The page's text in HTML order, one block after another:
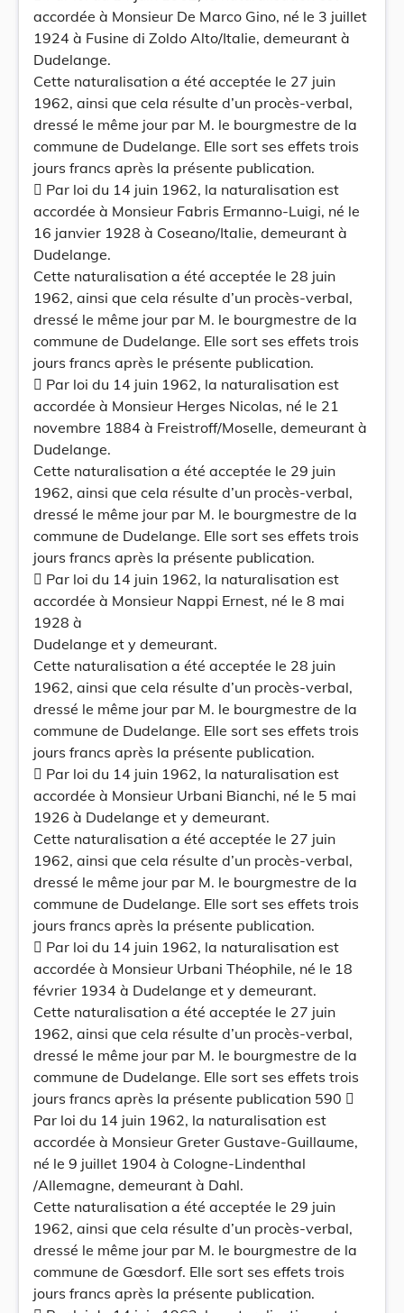
accordée à Monsieur De Marco Gino, né le 3 juillet
1924 à Fusine di Zoldo Alto/Italie, demeurant à
Dudelange.
Cette naturalisation a été acceptée le 27 juin
1962, ainsi que cela résulte d’un procès-verbal,
dressé le même jour par M. le bourgmestre de la
commune de Dudelange. Elle sort ses effets trois
jours francs après la présente publication.
 Par loi du 14 juin 1962, la naturalisation est
accordée à Monsieur Fabris Ermanno-Luigi, né le
16 janvier 1928 à Coseano/Italie, demeurant à
Dudelange.
Cette naturalisation a été acceptée le 28 juin
1962, ainsi que cela résulte d’un procès-verbal,
dressé le même jour par M. le bourgmestre de la
commune de Dudelange. Elle sort ses effets trois
jours francs après le présente publication.
 Par loi du 14 juin 1962, la naturalisation est
accordée à Monsieur Herges Nicolas, né le 21
novembre 1884 à Freistroff/Moselle, demeurant à
Dudelange.
Cette naturalisation a été acceptée le 29 juin
1962, ainsi que cela résulte d’un procès-verbal,
dressé le même jour par M. le bourgmestre de la
commune de Dudelange. Elle sort ses effets trois
jours francs après la présente publication.
 Par loi du 14 juin 1962, la naturalisation est
accordée à Monsieur Nappi Ernest, né le 8 mai
1928 à
Dudelange et y demeurant.
Cette naturalisation a été acceptée le 28 juin
1962, ainsi que cela résulte d’un procès-verbal,
dressé le même jour par M. le bourgmestre de la
commune de Dudelange. Elle sort ses effets trois
jours francs après la présente publication.
 Par loi du 14 juin 1962, la naturalisation est
accordée à Monsieur Urbani Bianchi, né le 5 mai
1926 à Dudelange et y demeurant.
Cette naturalisation a été acceptée le 27 juin
1962, ainsi que cela résulte d’un procès-verbal,
dressé le même jour par M. le bourgmestre de la
commune de Dudelange. Elle sort ses effets trois
jours francs après la présente publication.
 Par loi du 14 juin 1962, la naturalisation est
accordée à Monsieur Urbani Théophile, né le 18
février 1934 à Dudelange et y demeurant.
Cette naturalisation a été acceptée le 27 juin
1962, ainsi que cela résulte d’un procès-verbal,
dressé le même jour par M. le bourgmestre de la
commune de Dudelange. Elle sort ses effets trois
jours francs après la présente publication 590 
Par loi du 14 juin 1962, la naturalisation est
accordée à Monsieur Greter Gustave-Guillaume,
né le 9 juillet 1904 à Cologne-Lindenthal
/Allemagne, demeurant à Dahl.
Cette naturalisation a été acceptée le 29 juin
1962, ainsi que cela résulte d’un procès-verbal,
dressé le même jour par M. le bourgmestre de la
commune de Gœsdorf. Elle sort ses effets trois
jours francs après la présente publication.